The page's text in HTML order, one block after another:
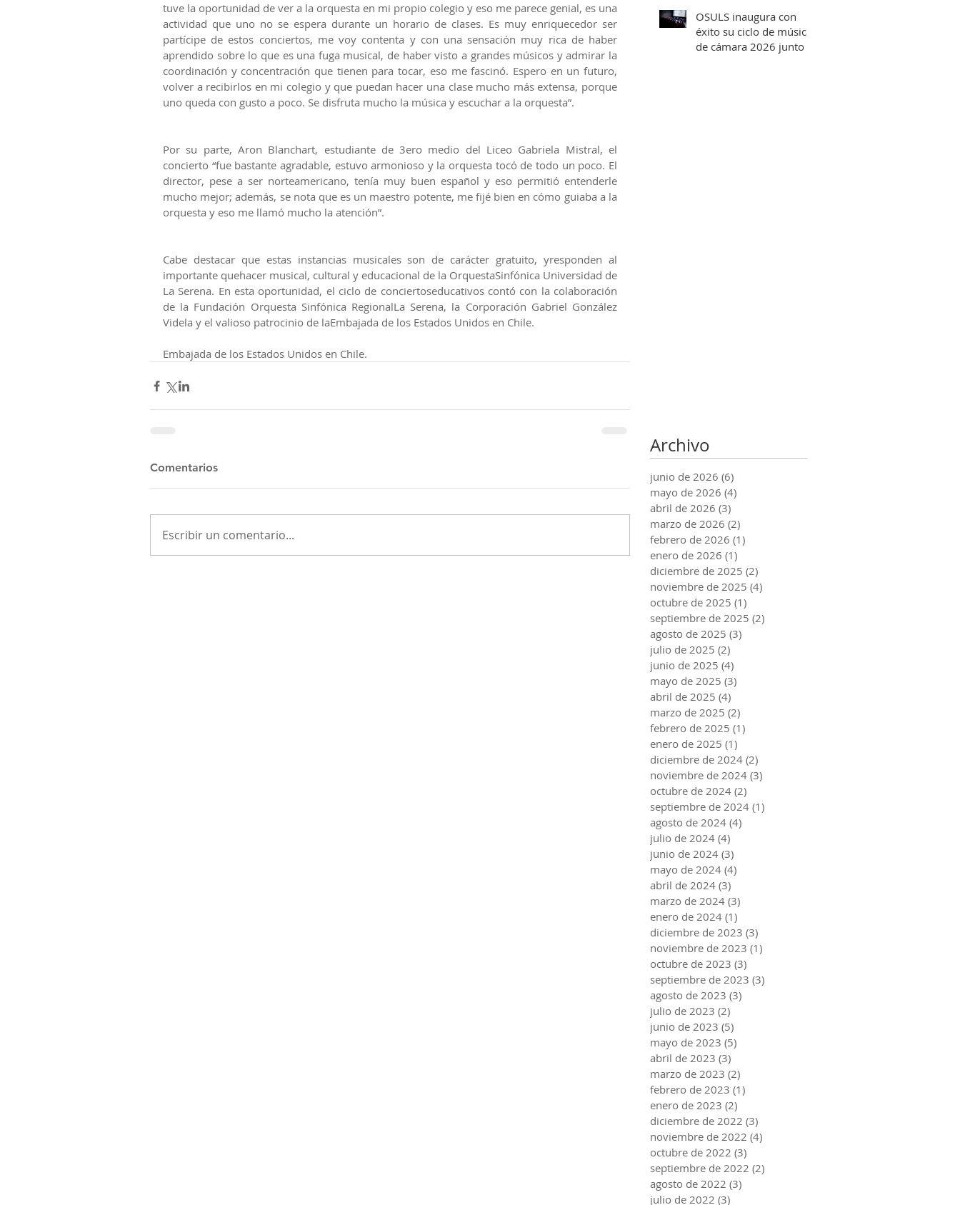
tuve la oportunidad de ver a la orquesta en mi propio colegio y eso me parece genial, es una
actividad que uno no se espera durante un horario de clases. Es muy enriquecedor ser
partícipe de estos conciertos, me voy contenta y con una sensación muy rica de haber
aprendido sobre lo que es una fuga musical, de haber visto a grandes músicos y admirar la
coordinación y concentración que tienen para tocar, eso me fascinó. Espero en un futuro,
volver a recibirlos en mi colegio y que puedan hacer una clase mucho más extensa, porque
uno queda con gusto a poco. Se disfruta mucho la música y escuchar a la orquesta”.
Por su parte, Aron Blanchart, estudiante de 3ero medio del Liceo Gabriela Mistral, el
concierto “fue bastante agradable, estuvo armonioso y la orquesta tocó de todo un poco. El
director, pese a ser norteamericano, tenía muy buen español y eso permitió entenderle
mucho mejor; además, se nota que es un maestro potente, me fijé bien en cómo guiaba a la
orquesta y eso me llamó mucho la atención”.
Cabe destacar que estas instancias musicales son de carácter gratuito, yresponden al
importante quehacer musical, cultural y educacional de la OrquestaSinfónica Universidad de
La Serena. En esta oportunidad, el ciclo de conciertoseducativos contó con la colaboración
de la Fundación Orquesta Sinfónica RegionalLa Serena, la Corporación Gabriel González
Videla y el valioso patrocinio de laEmbajada de los Estados Unidos en Chile.
Embajada de los Estados Unidos en Chile.
Comentarios
Escribir un comentario...
OSULS inaugura con
éxito su ciclo de música
de cámara 2026 junto a
Archivo
junio de 2026 (6)
mayo de 2026 (4)
abril de 2026 (3)
marzo de 2026 (2)
febrero de 2026 (1)
enero de 2026 (1)
diciembre de 2025 (2)
noviembre de 2025 (4)
octubre de 2025 (1)
septiembre de 2025 (2)
agosto de 2025 (3)
julio de 2025 (2)
junio de 2025 (4)
mayo de 2025 (3)
abril de 2025 (4)
marzo de 2025 (2)
febrero de 2025 (1)
enero de 2025 (1)
diciembre de 2024 (2)
noviembre de 2024 (3)
octubre de 2024 (2)
septiembre de 2024 (1)
agosto de 2024 (4)
julio de 2024 (4)
junio de 2024 (3)
mayo de 2024 (4)
abril de 2024 (3)
marzo de 2024 (3)
enero de 2024 (1)
diciembre de 2023 (3)
noviembre de 2023 (1)
octubre de 2023 (3)
septiembre de 2023 (3)
agosto de 2023 (3)
julio de 2023 (2)
junio de 2023 (5)
mayo de 2023 (5)
abril de 2023 (3)
marzo de 2023 (2)
febrero de 2023 (1)
enero de 2023 (2)
diciembre de 2022 (3)
noviembre de 2022 (4)
octubre de 2022 (3)
septiembre de 2022 (2)
agosto de 2022 (3)
julio de 2022 (3)